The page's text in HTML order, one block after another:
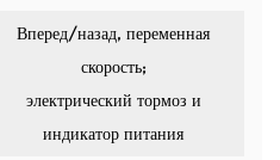
Вперед/назад, переменная
скорость;
электрический тормоз и
индикатор питания